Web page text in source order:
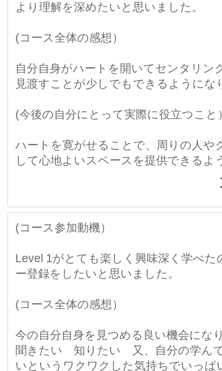
より理解を深めたいと思いました。
(コース全体の感想）
自分自身がハートを開いてセンタリン
見渡すことが少しでもできるようにな
(今後の自分にとって実際に役立つこと
ハートを寛がせることで、周りの人や
して心地よいスペースを提供できるよ
(コース参加動機）
Level 1がとても楽しく興味深く学べ
ー登録をしたいと思いました。
(コース全体の感想）
今の自分自身を見つめる良い機会にな
聞きたい 知りたい 又、自分の学ん
いというワクワクした気持ちでいっぱ